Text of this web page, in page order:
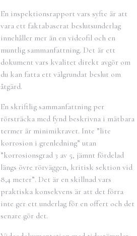
En inspektionsrapport vars syfte är att
vara ett faktabaserat beslutsunderlag
innehåller mer än en videofil och en
muntlig sammanfattning. Det är ett
dokument vars kvalitet direkt avgör om
du kan fatta ett välgrundat beslut om
åtgärd.
En skriftlig sammanfattning per
rörsträcka med fynd beskrivna i mätbara
termer är minimikravet. Inte ”lite
korrosion i grenledning” utan
”korrosionsgrad 3 av 5, jämnt fördelad
längs övre rörväggen, kritisk sektion vid
8,4 meter”. Det är en skillnad vars
praktiska konsekvens är att det förra
inte ger ett underlag för en offert och det
senare gör det.